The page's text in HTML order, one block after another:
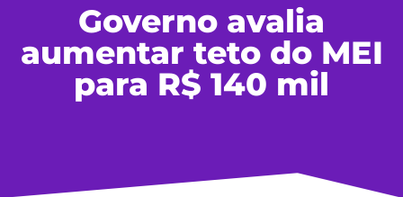
Governo avalia
aumentar teto do MEI
para R$ 140 mil